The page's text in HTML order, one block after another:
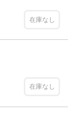
在庫なし
在庫なし